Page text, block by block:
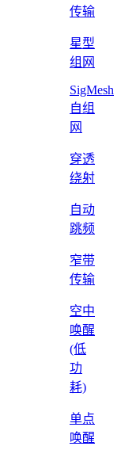
传输
星型
组网
SigMesh
自组
网
穿透
绕射
自动
跳频
窄带
传输
空中
唤醒
(低
功
耗)
单点
唤醒